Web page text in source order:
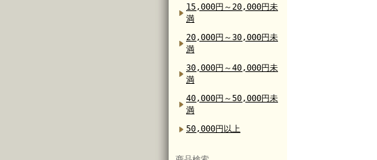
15,000円～20,000円未
満
20,000円～30,000円未
満
30,000円～40,000円未
満
40,000円～50,000円未
満
50,000円以上